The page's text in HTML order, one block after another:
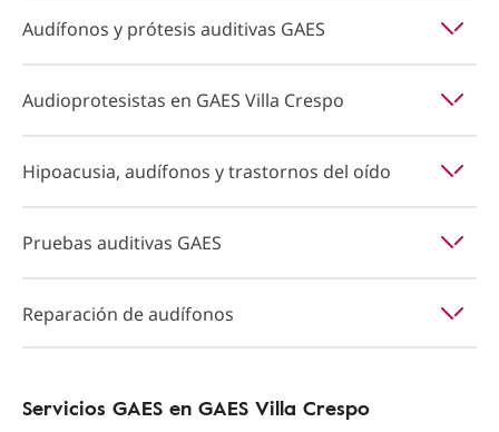
Audífonos y prótesis auditivas GAES
Audioprotesistas en GAES Villa Crespo
Hipoacusia, audífonos y trastornos del oído
Pruebas auditivas GAES
Reparación de audífonos
Servicios GAES en GAES Villa Crespo